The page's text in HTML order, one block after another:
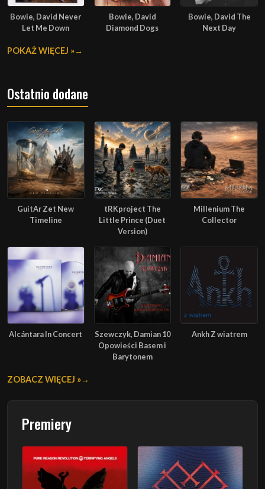
Bowie, David Never
Let Me Down
Bowie, David
Diamond Dogs
Bowie, David The
Next Day
POKAŻ WIĘCEJ »
Ostatnio dodane
GuitAr Zet New
Timeline
tRKproject The
Little Prince (Duet
Version)
Millenium The
Collector
Alcántara In Concert
Szewczyk, Damian 10
Opowieści Basem i
Barytonem
Ankh Z wiatrem
ZOBACZ WIĘCEJ »
Premiery